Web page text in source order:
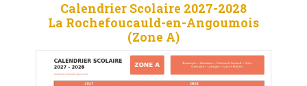
Calendrier Scolaire 2027-2028
La Rochefoucauld-en-Angoumois
(Zone A)